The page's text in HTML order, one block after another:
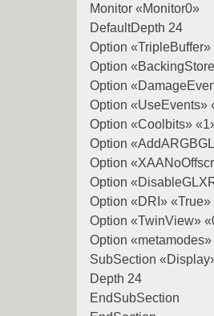
Monitor «Monitor0»
DefaultDepth 24
Option «TripleBuffer»
Option
Option
Option «UseEvents»
Option «Coolbits»
Option
Option
Option
Option «DRI» «True»
Option «TwinView»
Option
SubSection
Depth 24
EndSubSection